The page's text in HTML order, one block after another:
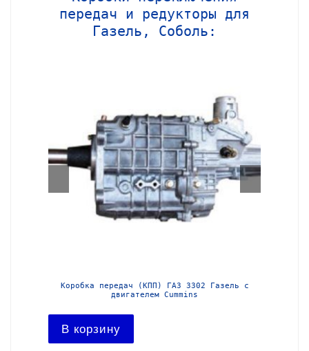
передач и редукторы для
Газель, Соболь:
Коробка передач (КПП) ГАЗ 3302 Газель с
двигателем Cummins
В корзину